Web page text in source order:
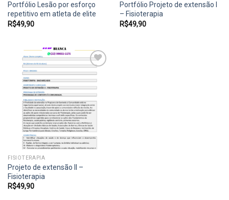
Portfólio Lesão por esforço
repetitivo em atleta de elite
R$49,90
Portfólio Projeto de extensão I
– Fisioterapia
R$49,90
Add to
wishlist
FISIOTERAPIA
Projeto de extensão II –
Fisioterapia
R$49,90